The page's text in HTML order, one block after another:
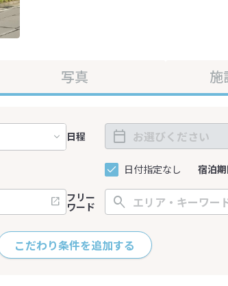
写真 施
日程
日付指定なし 宿泊
フリー
ワード
こだわり条件を追加する